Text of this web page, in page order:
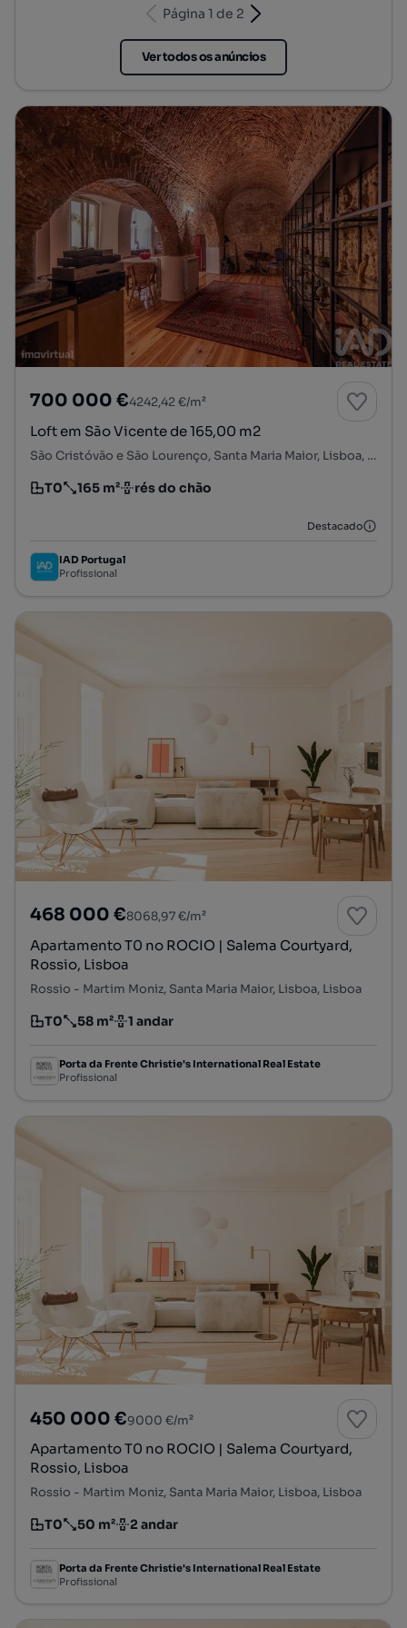
Página 1 de 2
Ver todos os anúncios
700 000 €4242,42 €/m²
Loft em São Vicente de 165,00 m2
São Cristóvão e São Lourenço, Santa Maria Maior, Lisboa, Lisboa
Tipologia
T0
Preço por metro quadrado
165 m²
Andar rés do chão
Destacado
IAD Portugal
Profissional
468 000 €8068,97 €/m²
Apartamento T0 no ROCIO | Salema Courtyard,
Rossio, Lisboa
Rossio - Martim Moniz, Santa Maria Maior, Lisboa, Lisboa
Tipologia
T0
Preço por metro quadrado
58 m²
Andar 1 andar
Porta da Frente Christie's International Real Estate
Profissional
450 000 €9000 €/m²
Apartamento T0 no ROCIO | Salema Courtyard,
Rossio, Lisboa
Rossio - Martim Moniz, Santa Maria Maior, Lisboa, Lisboa
Tipologia
T0
Preço por metro quadrado
50 m²
Andar 2 andar
Porta da Frente Christie's International Real Estate
Profissional